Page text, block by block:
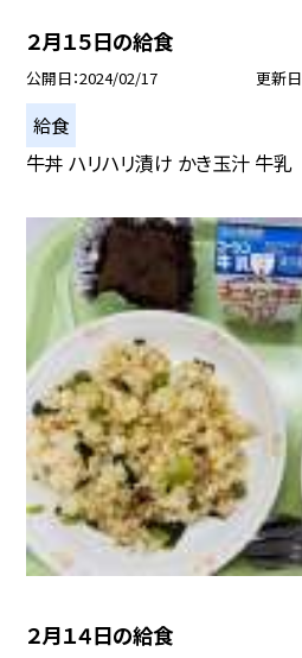
２月１５日の給食
公開日 2024/02/17 更新日
給食
牛丼 ハリハリ漬け かき玉汁 牛乳
２月１４日の給食